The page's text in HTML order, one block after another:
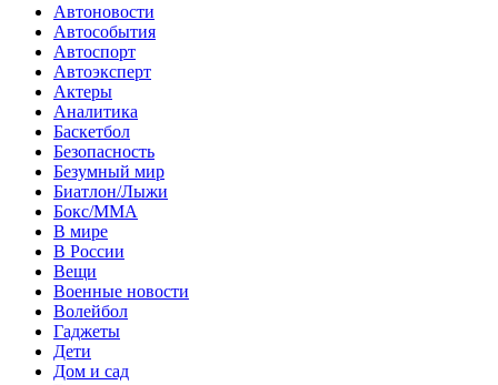
Автоновости
Автособытия
Автоспорт
Автоэксперт
Актеры
Аналитика
Баскетбол
Безопасность
Безумный мир
Биатлон/Лыжи
Бокс/MMA
В мире
В России
Вещи
Военные новости
Волейбол
Гаджеты
Дети
Дом и сад